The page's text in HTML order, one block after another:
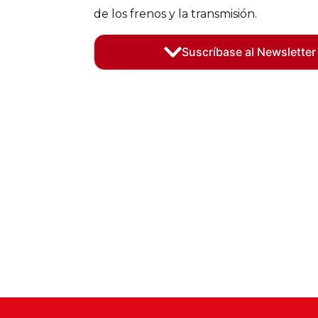
de los frenos y la transmisión.
Suscríbase al